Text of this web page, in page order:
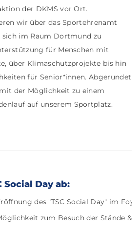
der DKMS vor Ort.
wir über das Sportehrenamt
im Raum Dortmund zu
für Menschen mit
über Klimaschutzprojekte bis hin
für Senior*innen. Abgerundet
der Möglichkeit zu einem
auf unserem Sportplatz.
Social Day ab:
des "TSC Social Day" im
zum Besuch der Stände &